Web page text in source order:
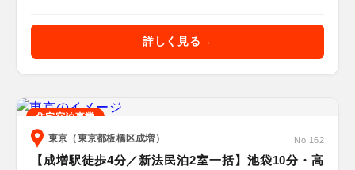
詳しく見る
住宅宿泊事業
東京（東京都板橋区成増）
No.162
【成増駅徒歩4分／新法民泊2室一括】池袋10分・高